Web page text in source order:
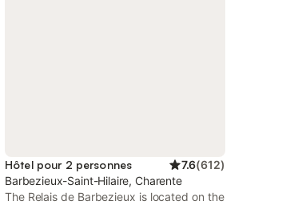
Hôtel pour 2 personnes 7.6(612)
Barbezieux-Saint-Hilaire, Charente
The Relais de Barbezieux is located on the